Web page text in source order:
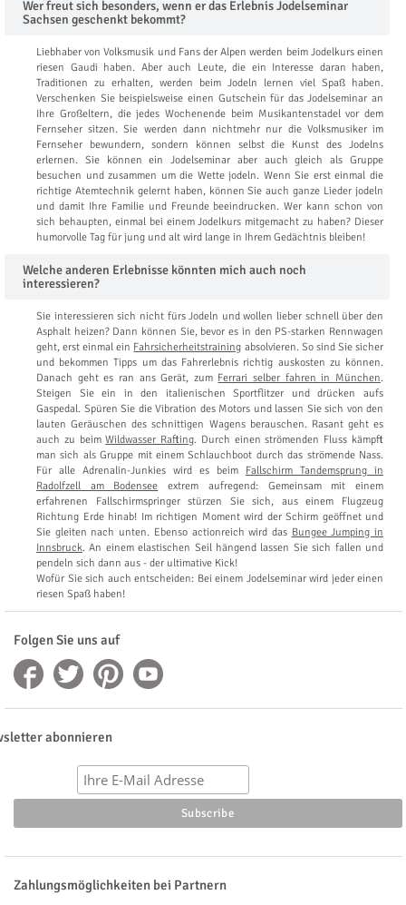
Wer freut sich besonders, wenn er das Erlebnis Jodelseminar
Sachsen geschenkt bekommt?
Liebhaber von Volksmusik und Fans der Alpen werden beim Jodelkurs einen
riesen Gaudi haben. Aber auch Leute, die ein Interesse daran haben,
Traditionen zu erhalten, werden beim Jodeln lernen viel Spaß haben.
Verschenken Sie beispielsweise einen Gutschein für das Jodelseminar an
Ihre Großeltern, die jedes Wochenende beim Musikantenstadel vor dem
Fernseher sitzen. Sie werden dann nichtmehr nur die Volksmusiker im
Fernseher bewundern, sondern können selbst die Kunst des Jodelns
erlernen. Sie können ein Jodelseminar aber auch gleich als Gruppe
besuchen und zusammen um die Wette jodeln. Wenn Sie erst einmal die
richtige Atemtechnik gelernt haben, können Sie auch ganze Lieder jodeln
und damit Ihre Familie und Freunde beeindrucken. Wer kann schon von
sich behaupten, einmal bei einem Jodelkurs mitgemacht zu haben? Dieser
humorvolle Tag für jung und alt wird lange in Ihrem Gedächtnis bleiben!
Welche anderen Erlebnisse könnten mich auch noch
interessieren?
Sie interessieren sich nicht fürs Jodeln und wollen lieber schnell über den
Asphalt heizen? Dann können Sie, bevor es in den PS-starken Rennwagen
geht, erst einmal ein Fahrsicherheitstraining absolvieren. So sind Sie sicher
und bekommen Tipps um das Fahrerlebnis richtig auskosten zu können.
Danach geht es ran ans Gerät, zum Ferrari selber fahren in München.
Steigen Sie ein in den italienischen Sportflitzer und drücken aufs
Gaspedal. Spüren Sie die Vibration des Motors und lassen Sie sich von den
lauten Geräuschen des schnittigen Wagens berauschen. Rasant geht es
auch zu beimWildwasser Rafting. Durch einen strömenden Fluss kämpft
man sich als Gruppe mit einem Schlauchboot durch das strömende Nass.
Für alle Adrenalin-Junkies wird es beim Fallschirm Tandemsprung in
Radolfzell am Bodensee extrem aufregend: Gemeinsam mit einem
erfahrenen Fallschirmspringer stürzen Sie sich, aus einem Flugzeug
Richtung Erde hinab! Im richtigen Moment wird der Schirm geöffnet und
Sie gleiten nach unten. Ebenso actionreich wird das Bungee Jumping in
Innsbruck. An einem elastischen Seil hängend lassen Sie sich fallen und
pendeln sich dann aus - der ultimative Kick!
Wofür Sie sich auch entscheiden: Bei einem Jodelseminar wird jeder einen
riesen Spaß haben!
Folgen Sie uns auf
abonnieren
Zahlungsmöglichkeiten bei Partnern